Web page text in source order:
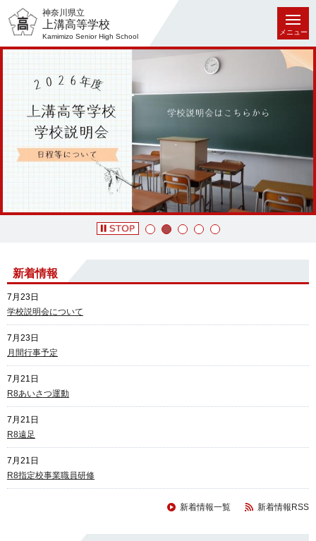
神奈川県立
上溝高等学校
Kamimizo Senior High School
メニュー
新着情報
7月23日
学校説明会について
7月23日
月間行事予定
7月21日
R8あいさつ運動
7月21日
R8遠足
7月21日
R8指定校事業職員研修
新着情報一覧 新着情報RSS